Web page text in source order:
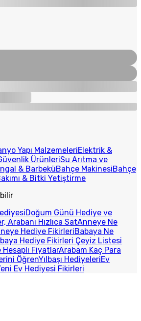
Yapı MalzemeleriElektrik &
ÜrünleriSu Arıtma ve
& BarbeküBahçe MakinesiBahçe
& Bitki Yetiştirme
Doğum Günü Hediye ve
Arabanı Hızlıca SatAnneye Ne
Hediye FikirleriBabaya Ne
Hediye Fikirleri Çeyiz Listesi
FiyatlarArabam Kaç Para
ÖğrenYılbaşı HediyeleriEv
Ev Hediyesi Fikirleri